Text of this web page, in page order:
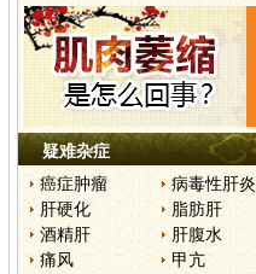
疑难杂症
癌症肿瘤
病毒性肝炎
肝硬化
脂肪肝
酒精肝
肝腹水
痛风
甲亢